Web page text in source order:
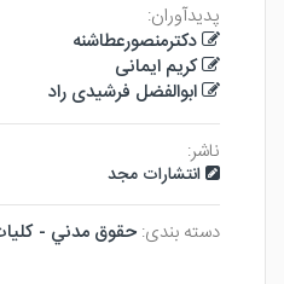
پدیدآوران:
دکترمنصورعطاشنه
کریم ایمانی
ابوالفضل فرشیدی راد
ناشر:
انتشارات مجد
دسته بندی: حقوق مدني -